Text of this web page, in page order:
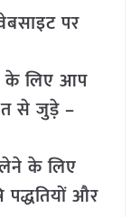
पर
के लिए आप
से जुड़े –
के लिए
और